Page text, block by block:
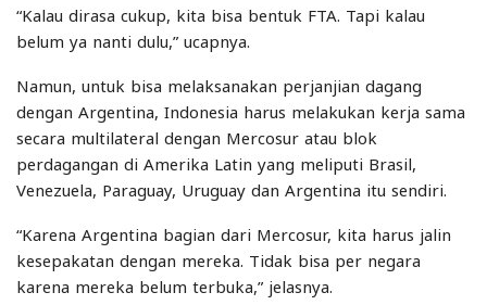
“Kalau dirasa cukup, kita bisa bentuk FTA. Tapi kalau
belum ya nanti dulu,” ucapnya.
Namun, untuk bisa melaksanakan perjanjian dagang
dengan Argentina, Indonesia harus melakukan kerja sama
secara multilateral dengan Mercosur atau blok
perdagangan di Amerika Latin yang meliputi Brasil,
Venezuela, Paraguay, Uruguay dan Argentina itu sendiri.
“Karena Argentina bagian dari Mercosur, kita harus jalin
kesepakatan dengan mereka. Tidak bisa per negara
karena mereka belum terbuka,” jelasnya.